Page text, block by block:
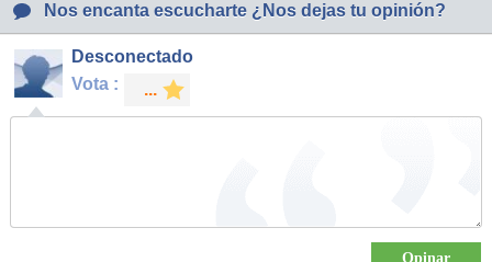
Nos encanta escucharte ¿Nos dejas tu opinión?
Desconectado
Vota :